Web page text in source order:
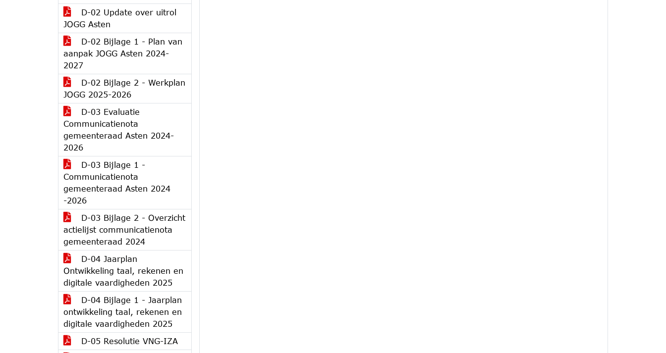
D-02 Update over uitrol
JOGG Asten
D-02 Bijlage 1 - Plan van
aanpak JOGG Asten 2024-
2027
D-02 Bijlage 2 - Werkplan
JOGG 2025-2026
D-03 Evaluatie
Communicatienota
gemeenteraad Asten 2024-
2026
D-03 Bijlage 1 -
Communicatienota
gemeenteraad Asten 2024
-2026
D-03 Bijlage 2 - Overzicht
actielijst communicatienota
gemeenteraad 2024
D-04 Jaarplan
Ontwikkeling taal, rekenen en
digitale vaardigheden 2025
D-04 Bijlage 1 - Jaarplan
ontwikkeling taal, rekenen en
digitale vaardigheden 2025
D-05 Resolutie VNG-IZA